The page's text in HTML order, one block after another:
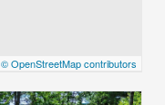
© OpenStreetMap contributors